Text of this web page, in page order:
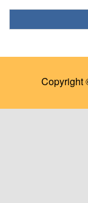
Copyright